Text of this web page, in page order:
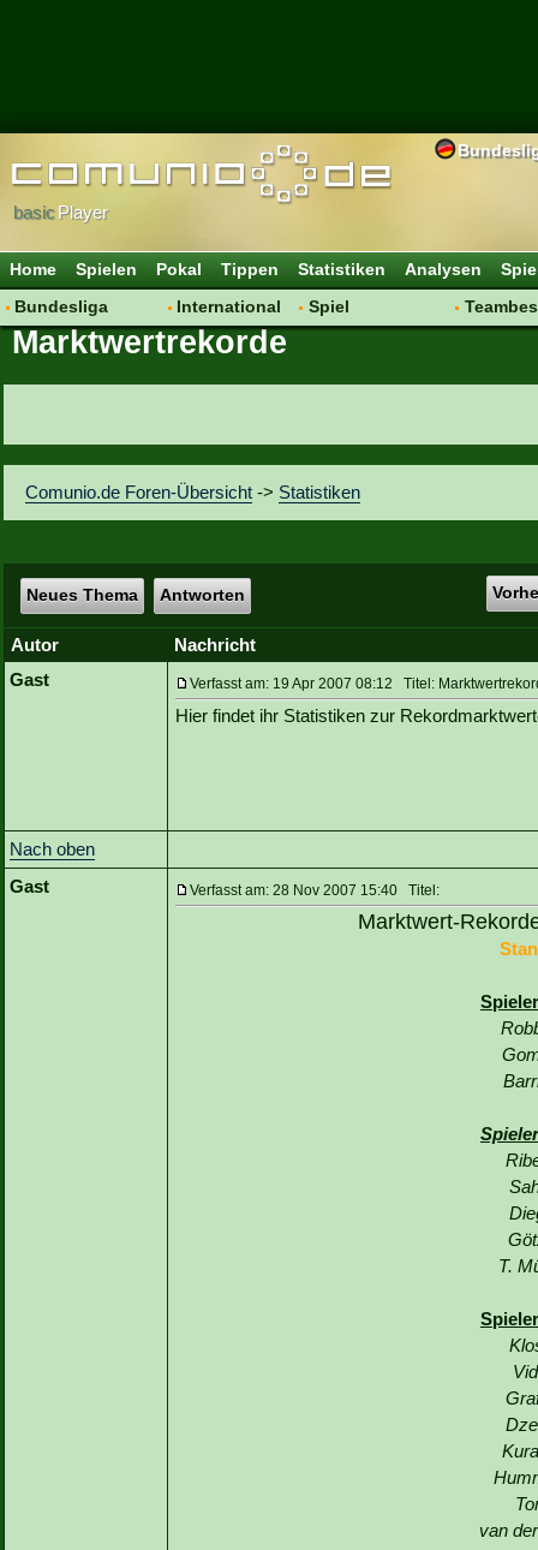
basicPlayer
Home Spielen Pokal Tippen Statistiken Analysen
Bundesliga
Hot News
Vereinsfragen
International
Vereine
Spiel
Marktwertrekorde
Comunio.de Foren-Übersicht -> Statistiken
Neues Thema Antworten
Autor
Nachricht
Gast
Verfasst am: 19 Apr 2007 08:12 Titel:
Hier findet ihr Statistiken zur
Nach oben
Gast
Verfasst am: 28 Nov 2007 15:40 Titel:
Marktwert-
T.
van